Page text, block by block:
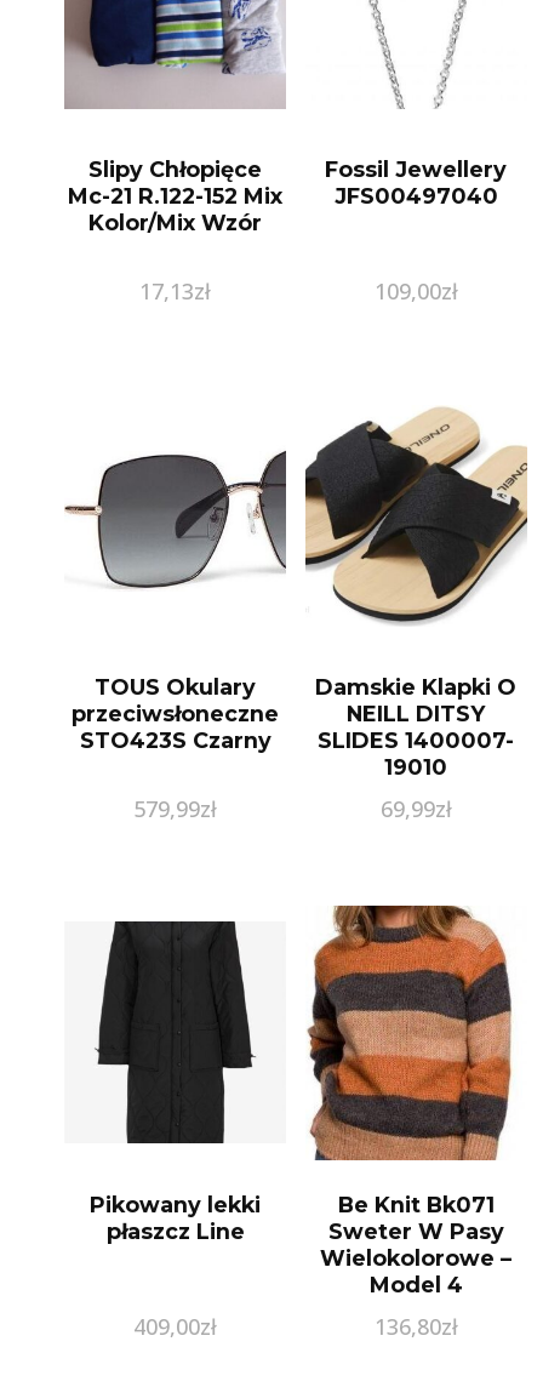
Slipy Chłopięce
Mc-21 R.122-152 Mix
Kolor/Mix Wzór
17,13zł
Fossil Jewellery
JFS00497040
109,00zł
TOUS Okulary
przeciwsłoneczne
STO423S Czarny
579,99zł
Damskie Klapki O
NEILL DITSY
SLIDES 1400007-
19010
69,99zł
Pikowany lekki
płaszcz Line
409,00zł
Be Knit Bk071
Sweter W Pasy
Wielokolorowe –
Model 4
136,80zł